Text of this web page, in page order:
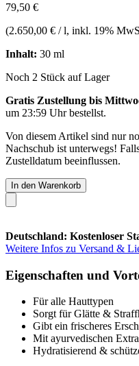
79,50 €
(2.650,00 € / l, inkl. 19%
Inhalt: 30 ml
Noch 2 Stück auf Lager
Gratis Zustellung bis
um 23:59 Uhrbestellst.
Von diesem Artikel sind nur
Nachschub ist unterwegs!
Zustelldatum beeinflussen.
In den Warenkorb
Deutschland: Kostenloser
Weitere Infos zu Versand &
Eigenschaften und
Für alle Hauttypen
Sorgt für Glätte &
Gibt ein frischeres
Mit ayurvedischen
Hydratisierend &